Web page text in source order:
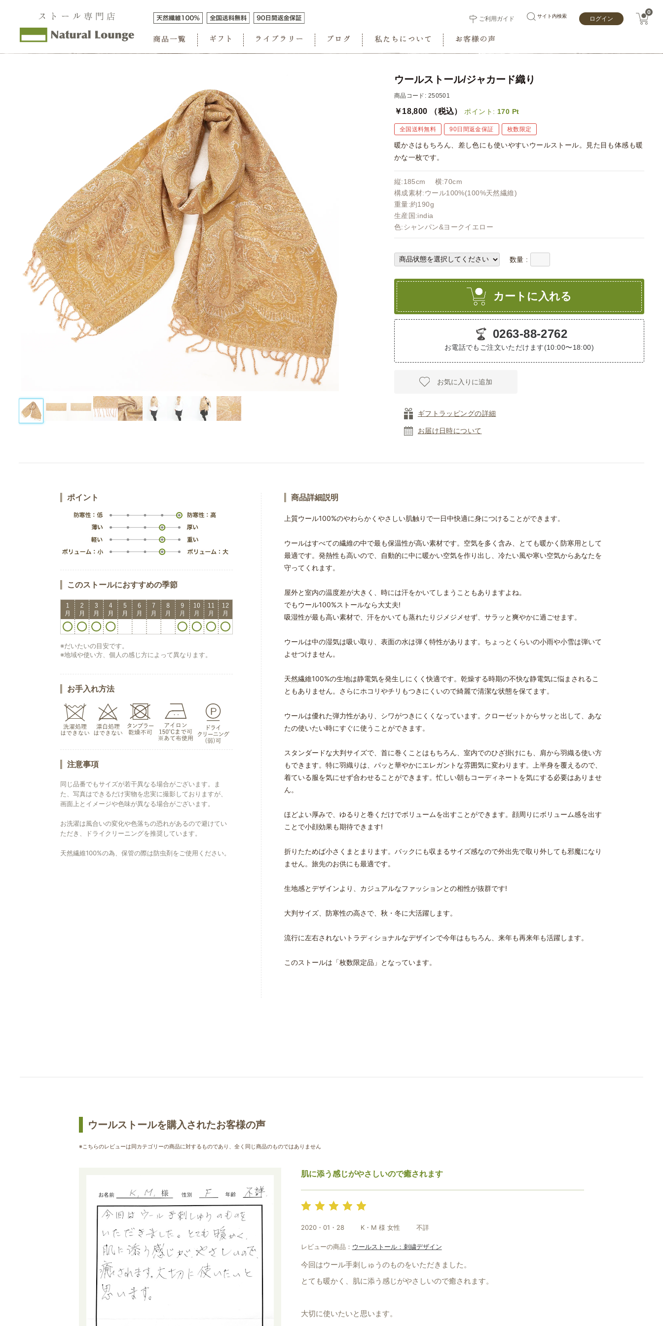
ご利用ガイド サイト内検索 ログイン
0
ウールストール/ジャカード織り
商品コード: 250501
￥18,800 （税込） ポイント: 170 Pt
全国送料無料 90日間返金保証 枚数限定
暖かさはもちろん、差し色にも使いやすいウールストール。見た目も体感も暖
かな一枚です。
縦:185cm 横:70cm
構成素材:ウール100%(100%天然繊維)
重量:約190g
生産国:india
色:シャンパン&ヨークイエロー
数量 :
カートに入れる
0263-88-2762
お電話でもご注文いただけます(10:00〜18:00)
お気に入りに追加
ギフトラッピングの詳細
お届け日時について
ポイント
このストールにおすすめの季節
※だいたいの目安です。
※地域や使い方、個人の感じ方によって異なります。
お手入れ方法
注意事項
同じ品番でもサイズが若干異なる場合がございます。ま
た、写真はできるだけ実物を忠実に撮影しておりますが、
画面上とイメージや色味が異なる場合がございます。
お洗濯は風合いの変化や色落ちの恐れがあるので避けてい
ただき、ドライクリーニングを推奨しています。
天然繊維100%の為、保管の際は防虫剤をご使用ください。
商品詳細説明
上質ウール100%のやわらかくやさしい肌触りで一日中快適に身につけることができます。
ウールはすべての繊維の中で最も保温性が高い素材です。空気を多く含み、とても暖かく防寒用として
最適です。発熱性も高いので、自動的に中に暖かい空気を作り出し、冷たい風や寒い空気からあなたを
守ってくれます。
屋外と室内の温度差が大きく、時には汗をかいてしまうこともありますよね。
でもウール100%ストールなら大丈夫!
吸湿性が最も高い素材で、汗をかいても蒸れたりジメジメせず、サラッと爽やかに過ごせます。
ウールは中の湿気は吸い取り、表面の水は弾く特性があります。ちょっとくらいの小雨や小雪は弾いて
よせつけません。
天然繊維100%の生地は静電気を発生しにくく快適です。乾燥する時期の不快な静電気に悩まされるこ
ともありません。さらにホコリやチリもつきにくいので綺麗で清潔な状態を保てます。
ウールは優れた弾力性があり、シワがつきにくくなっています。クローゼットからサッと出して、あな
たの使いたい時にすぐに使うことができます。
スタンダードな大判サイズで、首に巻くことはもちろん、室内でのひざ掛けにも、肩から羽織る使い方
もできます。特に羽織りは、パッと華やかにエレガントな雰囲気に変わります。上半身を覆えるので、
着ている服を気にせず合わせることができます。忙しい朝もコーディネートを気にする必要はありませ
ん。
ほどよい厚みで、ゆるりと巻くだけでボリュームを出すことができます。顔周りにボリューム感を出す
ことで小顔効果も期待できます!
折りたためば小さくまとまります。バックにも収まるサイズ感なので外出先で取り外しても邪魔になり
ません。旅先のお供にも最適です。
生地感とデザインより、カジュアルなファッションとの相性が抜群です!
大判サイズ、防寒性の高さで、秋・冬に大活躍します。
流行に左右されないトラディショナルなデザインで今年はもちろん、来年も再来年も活躍します。
このストールは「枚数限定品」となっています。
ウールストールを購入されたお客様の声
※こちらのレビューは同カテゴリーの商品に対するものであり、全く同じ商品のものではありません
肌に添う感じがやさしいので癒されます
2020・01・28 K・M 様 女性 不詳
レビューの商品： ウールストール：刺繍デザイン
今回はウール手刺しゅうのものをいただきました。
とても暖かく、肌に添う感じがやさしいので癒されます。
大切に使いたいと思います。